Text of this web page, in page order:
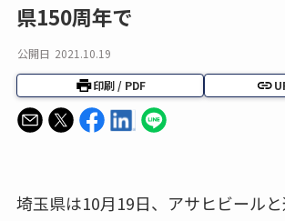
県150周年で
公開日 2021.10.19
印刷 / PDF
埼玉県は10月19日、アサヒビール